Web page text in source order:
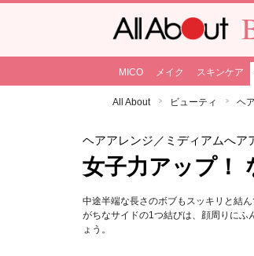
MICO メイク スキンケア
All About ビューティ ヘア
ヘアアレンジ ／ミディアムへア
女子力アップ！
中途半端な長さのボブもスッキリと結
がちなサイドの1つ結びは、顔周りにふ
ょう。